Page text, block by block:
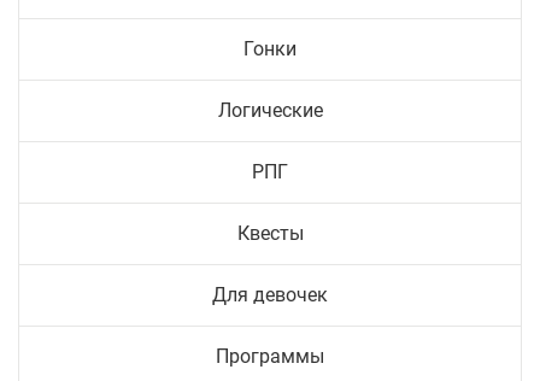
Гонки
Логические
РПГ
Квесты
Для девочек
Программы